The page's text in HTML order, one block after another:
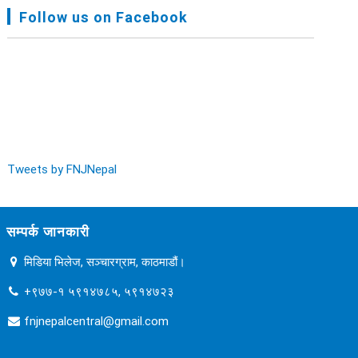
FNJ, Financial Report Presented At Nagarkot
Follow us on Facebook
Tweets by FNJNepal
सम्पर्क जानकारी
मिडिया भिलेज, सञ्चारग्राम, काठमाडौं।
+९७७-१ ५९१४७८५, ५९१४७२३
fnjnepalcentral@gmail.com